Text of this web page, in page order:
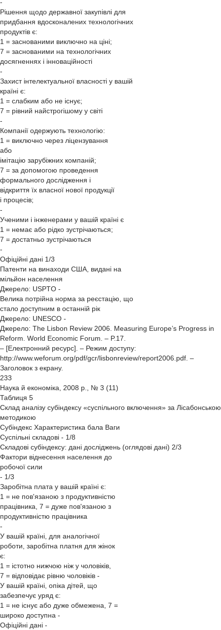
-
Рішення щодо державної закупівлі для
придбання вдосконалених технологічних
продуктів є:
1 = заснованими виключно на ціні;
7 = заснованими на технологічних
досягненнях і інноваційності
-
Захист інтелектуальної власності у вашій
країні є:
1 = слабким або не існує;
7 = рівний найстрогішому у світі
-
Компанії одержують технологію:
1 = виключно через ліцензування
або
імітацію зарубіжних компаній;
7 = за допомогою проведення
формального дослідження і
відкриття їх власної нової продукції
і процесів;
-
Ученими і інженерами у вашій країні є
1 = немає або рідко зустрічаються;
7 = достатньо зустрічаються
-
Офіційні дані 1/3
Патенти на винаходи США, видані на
мільйон населення
Джерело: USPTO -
Велика потрійна норма за реєстацію, що
стало доступним в останній рік
Джерело: UNESCO -
Джерело: The Lisbon Review 2006. Measuring Europe’s Progress in
Reform. World Economic Forum. – P.17.
– [Електронний ресурс]. – Режим доступу:
http://www.weforum.org/pdf/gcr/lisbonreview/report2006.pdf. –
Заголовок з екрану.
233
Наука й економіка, 2008 р., № 3 (11)
Таблиця 5
Склад аналізу субіндексу «суспільного включення» за Лісабонською
методикою
Субіндекс Характеристика бала Ваги
Суспільні складові - 1/8
Складові субіндексу: дані досліджень (оглядові дані) 2/3
Фактори віднесення населення до
робочої сили
- 1/3
Заробітна плата у вашій країні є:
1 = не пов'язаною з продуктивністю
працівника, 7 = дуже пов'язаною з
продуктивністю працівника
-
У вашій країні, для аналогічної
роботи, заробітна платня для жінок
є:
1 = істотно нижчою ніж у чоловіків,
7 = відповідає рівню чоловіків -
У вашій країні, опіка дітей, що
забезпечує уряд є:
1 = не існує або дуже обмежена, 7 =
широко доступна -
Офіційні дані -